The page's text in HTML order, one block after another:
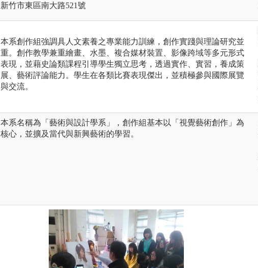
新竹市東區南大路521號
本系創作組強調具人文素養之專業能力訓練，創作實踐與理論研究並
重。創作教學兼重繪畫、水墨、複合媒材裝置、影像跨域等多元形式
表現，並藉史論類課程引導學生獨立思考，透過實作、實習，養成策
展、藝術評論能力。學生在各類比賽表現傑出，並積極參與國際展覽
與交流。
本系名稱為「藝術與設計學系」，創作組基本以「視覺藝術創作」為
核心，並擴及當代與新興藝術的學習。